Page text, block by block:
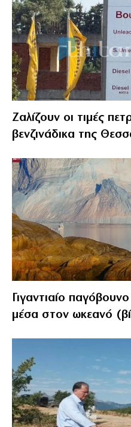
Ζαλίζουν οι τιμές
βενζινάδικα της
Γιγαντιαίο
μέσα στον ωκεανό